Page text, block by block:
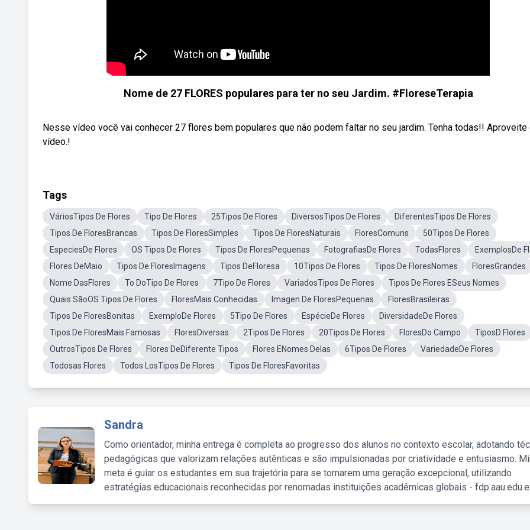
Nome de 27 FLORES populares para ter no seu Jardim. #FloreseTerapia
Nesse vídeo você vai conhecer 27 flores bem populares que não podem faltar no seu jardim. Tenha todas!! Aproveite
vídeo.!
Tags
VáriosTipos De Flores Tipo De Flores 25Tipos De Flores DiversosTipos De Flores
DiferentesTipos De Flores
Tipos De FloresBrancas
Tipos De FloresSimples Tipos De FloresNaturais FloresComuns
50Tipos De Flores
EspeciesDe Flores
OS Tipos De Flores Tipos De FloresPequenas FotografiasDe Flores TodasFlores
ExemplosDe
Flores DeMaio
Tipos De FloresImagens Tipos DeFloresa 10Tipos De Flores Tipos De FloresNomes
FloresGrandes
Nome DasFlores
To DoTipo De Flores 7Tipo De Flores VariadosTipos De Flores
Tipos De Flores ESeus Nomes
Quais SãoOS Tipos De Flores
FloresMais Conhecidas Imagen De FloresPequenas
FloresBrasileiras
Tipos De FloresBonitas
ExemploDe Flores 5Tipo De Flores EspécieDe Flores
DiversidadeDe Flores
Tipos De FloresMais Famosas
FloresDiversas 2Tipos De Flores 20Tipos De Flores FloresDo Campo
TiposD Flores
OutrosTipos De Flores
Flores DeDiferente Tipos Flores ENomes Delas 6Tipos De Flores
VariedadeDe Flores
Todosas Flores
Todos LosTipos De Flores Tipos De FloresFavoritas
Sandra
Como orientador, minha entrega é completa ao progresso dos alunos no contexto escolar, adotando
pedagógicas que valorizam relações autênticas e são impulsionadas por criatividade e entusiasmo.
meta é guiar os estudantes em sua trajetória para se tornarem uma geração excepcional, utilizando
estratégias educacionais reconhecidas por renomadas instituições acadêmicas globais -